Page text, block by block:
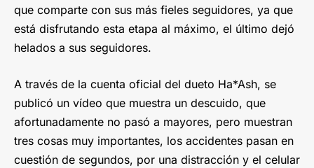
que comparte con sus más fieles seguidores, ya que
está disfrutando esta etapa al máximo, el último dejó
helados a sus seguidores.
A través de la cuenta oficial del dueto Ha*Ash, se
publicó un vídeo que muestra un descuido, que
afortunadamente no pasó a mayores, pero muestran
tres cosas muy importantes, los accidentes pasan en
cuestión de segundos, por una distracción y el celular